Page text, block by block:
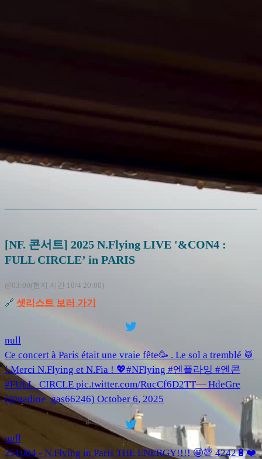
[NF. 콘서트] 2025 N.Flying LIVE '&CON4 :
FULL CIRCLE’ in PARIS
@03:00(현지 시간 10/4 20:00)
🔗 셋리스트 보러 가기
null
Ce concert à Paris était une vraie fête🥳 . Le sol a tremblé 🥁
! Merci N.Flying et N.Fia ! 💖#NFlying #엔플라잉 #엔콘
#FULL_CIRCLE pic.twitter.com/RucCf6D2TT— HdeGre
(@nadine_gas66246) October 6, 2025
null
251004 - N.Flying in Paris THE ENERGY!!!! 🤩💯 4242🔋❤️